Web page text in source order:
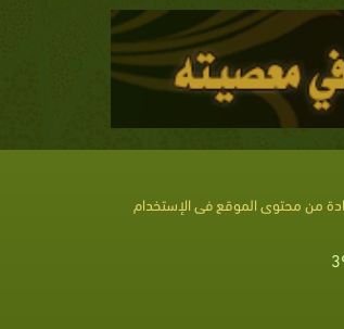
من محتوى الموقع فى الإستخدام